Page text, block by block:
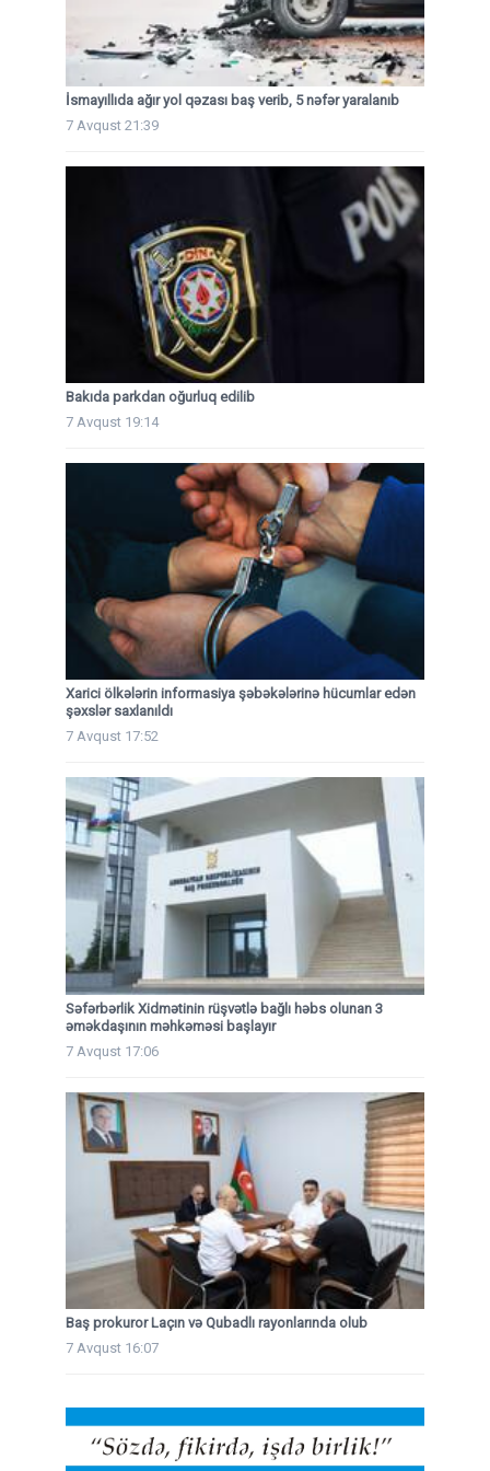
İsmayıllıda ağır yol qəzası baş verib, 5 nəfər yaralanıb
7 Avqust 21:39
Bakıda parkdan oğurluq edilib
7 Avqust 19:14
Xarici ölkələrin informasiya şəbəkələrinə hücumlar edən
şəxslər saxlanıldı
7 Avqust 17:52
Səfərbərlik Xidmətinin rüşvətlə bağlı həbs olunan 3
əməkdaşının məhkəməsi başlayır
7 Avqust 17:06
Baş prokuror Laçın və Qubadlı rayonlarında olub
7 Avqust 16:07